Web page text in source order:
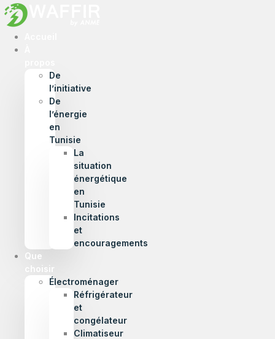
De
l’initiative
De
l’énergie
en
Tunisie
La
situation
énergétique
en
Tunisie
Incitations
et
encouragements
Que
choisir
Électroménager
Réfrigérateur
et
congélateur
Climatiseur